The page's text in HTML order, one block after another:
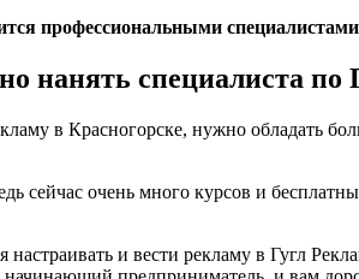
профессиональными
нанять специалиста по
в Красногорске, нужно обладать
сейчас очень много курсов и
и вести рекламу в Гугл